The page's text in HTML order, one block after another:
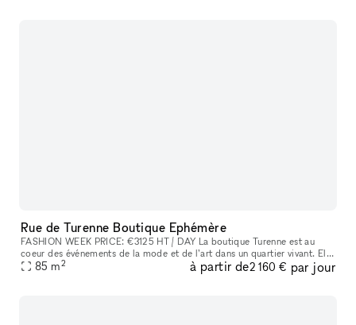
Rue de Turenne Boutique Ephémère
FASHION WEEK PRICE: €3125 HT / DAY La boutique Turenne est au
coeur des événements de la mode et de l’art dans un quartier vivant. Elle
est composée de 3 pieces en enfilade ouvertes sur une vitrine
85 m2 à partir de2 160 € par jour